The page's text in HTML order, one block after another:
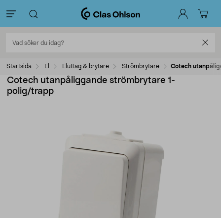
Startsida El Eluttag & brytare Strömbrytare Cotech
Cotech utanpåliggande strömbrytare 1-
polig/trapp